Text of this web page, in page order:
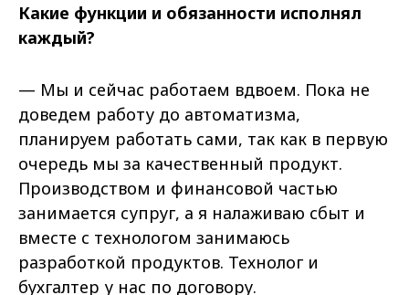
Какие функции и обязанности исполнял
каждый?
— Мы и сейчас работаем вдвоем. Пока не
доведем работу до автоматизма,
планируем работать сами, так как в первую
очередь мы за качественный продукт.
Производством и финансовой частью
занимается супруг, а я налаживаю сбыт и
вместе с технологом занимаюсь
разработкой продуктов. Технолог и
бухгалтер у нас по договору.